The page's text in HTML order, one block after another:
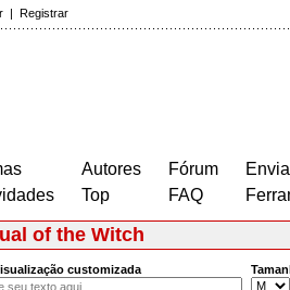
| Registrar
Autores
Top
Fórum
FAQ
of the Witch
customizada